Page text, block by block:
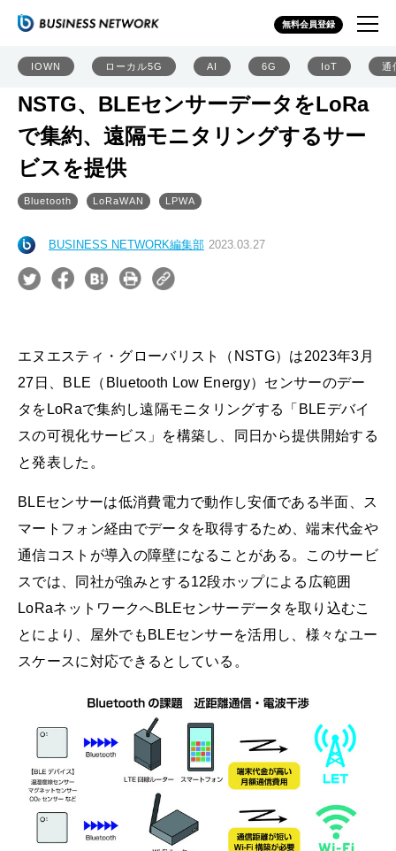
無料会員登録
IOWN ローカル5G AI 6G IoT 通
NSTG、BLEセンサーデータをLoRa
で集約、遠隔モニタリングするサー
ビスを提供
Bluetooth LoRaWAN LPWA
BUSINESS NETWORK編集部 2023.03.27
エヌエスティ・グローバリスト（NSTG）は2023年3月
27日、BLE（Bluetooth Low Energy）センサーのデー
タをLoRaで集約し遠隔モニタリングする「BLEデバイ
スの可視化サービス」を構築し、同日から提供開始する
と発表した。
BLEセンサーは低消費電力で動作し安価である半面、ス
マートフォン経由でデータを取得するため、端末代金や
通信コストが導入の障壁になることがある。このサービ
スでは、同社が強みとする12段ホップによる広範囲
LoRaネットワークへBLEセンサーデータを取り込むこ
とにより、屋外でもBLEセンサーを活用し、様々なユー
スケースに対応できるとしている。